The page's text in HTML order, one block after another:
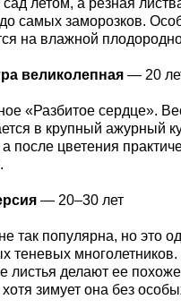
самых заморозков.
на влажной
великолепная — 20
«Разбитое сердце».
в крупный ажурный
после цветения
— 20–30 лет
так популярна, но это
теневых
листья делают ее
хотя зимует она без